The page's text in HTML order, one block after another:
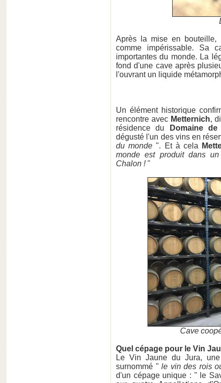
Après la mise en bouteille,
comme impérissable. Sa
importantes du monde. La
fond d'une cave après
l'ouvrant un liquide
Un élément historique
rencontre avec Metternich,
résidence du
Domaine
dégusté l'un des vins en
du monde ". Et à cela
monde est produit dans
Chalon !"
Cave
Quel cépage pour le Vin
Le Vin Jaune du Jura,
surnommé " le vin des rois
d'un cépage unique : " le